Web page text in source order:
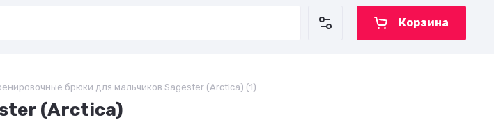
Корзина
брюки для мальчиков Sagester (Arctica) (1)
(Arctica)